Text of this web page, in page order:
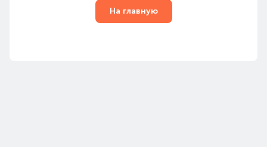
На главную